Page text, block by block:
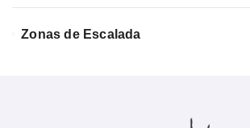
Zonas de Escalada